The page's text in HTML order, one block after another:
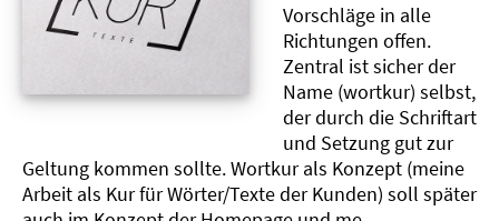
Vorschläge in alle
Richtungen offen.
Zentral ist sicher der
Name (wortkur) selbst,
der durch die Schriftart
und Setzung gut zur
Geltung kommen sollte. Wortkur als Konzept (meine
Arbeit als Kur für Wörter/Texte der Kunden) soll später